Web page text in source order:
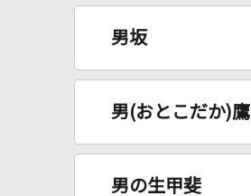
男坂
男(おとこだか)鷹
男の生甲斐